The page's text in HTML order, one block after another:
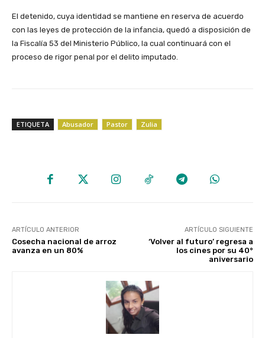
‎El detenido, cuya identidad se mantiene en reserva de acuerdo
con las leyes de protección de la infancia, quedó a disposición de
la Fiscalía 53 del Ministerio Público, la cual continuará con el
proceso de rigor penal por el delito imputado.
ETIQUETA Abusador Pastor Zulia
ARTÍCULO ANTERIOR
Cosecha nacional de arroz
avanza en un 80%
ARTÍCULO SIGUIENTE
‘Volver al futuro’ regresa a
los cines por su 40°
aniversario